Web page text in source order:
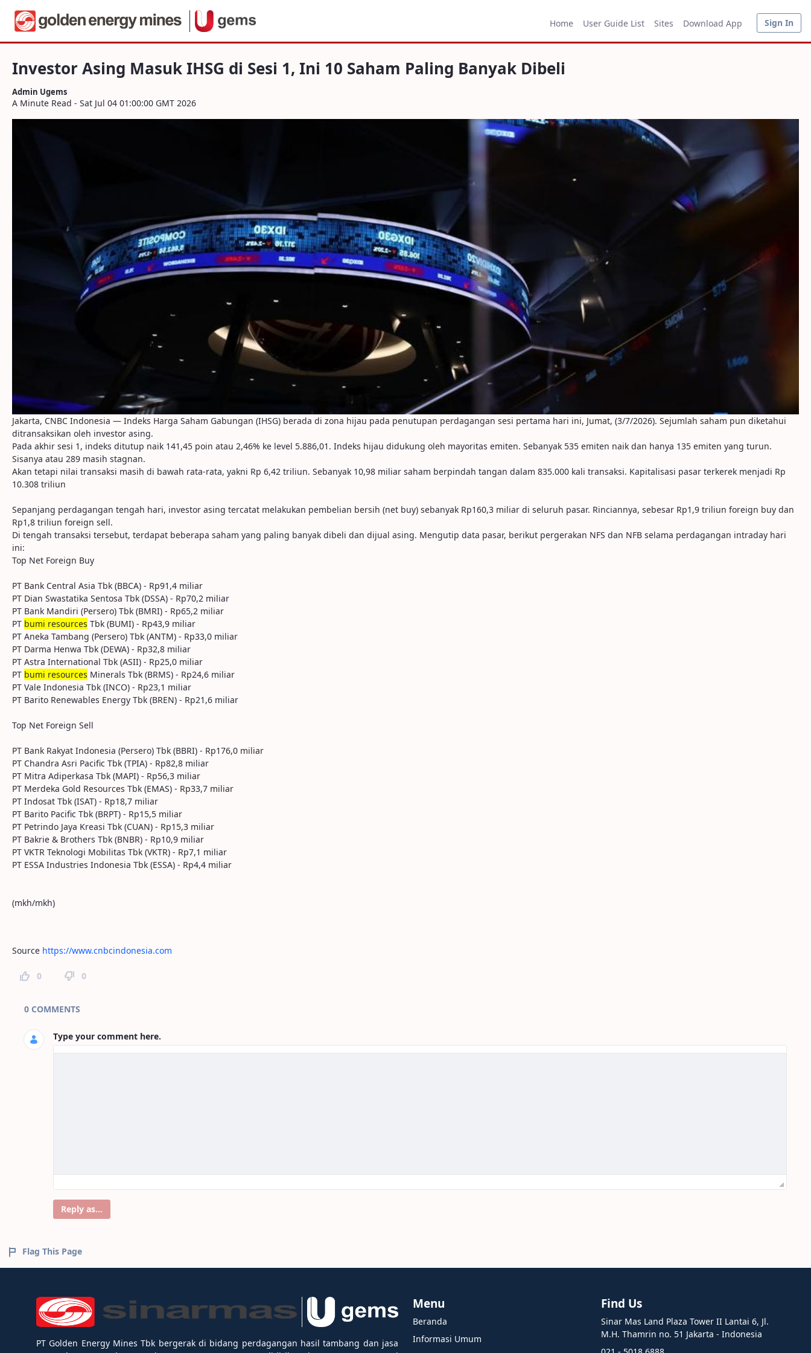
Navigation
Skip to Content
Investor Asing Masuk IHSG di Sesi 1, Ini 10 Saham Paling Banyak Dibeli
Home User Guide List Sites Download App Sign In
Investor Asing Masuk IHSG di Sesi 1, Ini 10 Saham Paling Banyak Dibeli
Admin Ugems
A Minute Read - Sat Jul 04 01:00:00 GMT 2026
Jakarta, CNBC Indonesia — Indeks Harga Saham Gabungan (IHSG) berada di zona hijau pada penutupan perdagangan sesi pertama hari ini, Jumat, (3/7/2026). Sejumlah saham pun diketahui
ditransaksikan oleh investor asing.
Pada akhir sesi 1, indeks ditutup naik 141,45 poin atau 2,46% ke level 5.886,01. Indeks hijau didukung oleh mayoritas emiten. Sebanyak 535 emiten naik dan hanya 135 emiten yang turun.
Sisanya atau 289 masih stagnan.
Akan tetapi nilai transaksi masih di bawah rata-rata, yakni Rp 6,42 triliun. Sebanyak 10,98 miliar saham berpindah tangan dalam 835.000 kali transaksi. Kapitalisasi pasar terkerek menjadi Rp
10.308 triliun
Sepanjang perdagangan tengah hari, investor asing tercatat melakukan pembelian bersih (net buy) sebanyak Rp160,3 miliar di seluruh pasar. Rinciannya, sebesar Rp1,9 triliun foreign buy dan
Rp1,8 triliun foreign sell.
Di tengah transaksi tersebut, terdapat beberapa saham yang paling banyak dibeli dan dijual asing. Mengutip data pasar, berikut pergerakan NFS dan NFB selama perdagangan intraday hari
ini:
Top Net Foreign Buy
PT Bank Central Asia Tbk (BBCA) - Rp91,4 miliar
PT Dian Swastatika Sentosa Tbk (DSSA) - Rp70,2 miliar
PT Bank Mandiri (Persero) Tbk (BMRI) - Rp65,2 miliar
PT bumi resources Tbk (BUMI) - Rp43,9 miliar
PT Aneka Tambang (Persero) Tbk (ANTM) - Rp33,0 miliar
PT Darma Henwa Tbk (DEWA) - Rp32,8 miliar
PT Astra International Tbk (ASII) - Rp25,0 miliar
PT bumi resources Minerals Tbk (BRMS) - Rp24,6 miliar
PT Vale Indonesia Tbk (INCO) - Rp23,1 miliar
PT Barito Renewables Energy Tbk (BREN) - Rp21,6 miliar
Top Net Foreign Sell
PT Bank Rakyat Indonesia (Persero) Tbk (BBRI) - Rp176,0 miliar
PT Chandra Asri Pacific Tbk (TPIA) - Rp82,8 miliar
PT Mitra Adiperkasa Tbk (MAPI) - Rp56,3 miliar
PT Merdeka Gold Resources Tbk (EMAS) - Rp33,7 miliar
PT Indosat Tbk (ISAT) - Rp18,7 miliar
PT Barito Pacific Tbk (BRPT) - Rp15,5 miliar
PT Petrindo Jaya Kreasi Tbk (CUAN) - Rp15,3 miliar
PT Bakrie & Brothers Tbk (BNBR) - Rp10,9 miliar
PT VKTR Teknologi Mobilitas Tbk (VKTR) - Rp7,1 miliar
PT ESSA Industries Indonesia Tbk (ESSA) - Rp4,4 miliar
(mkh/mkh)
Source https://www.cnbcindonesia.com
0 0
Page Comments
0 COMMENTS
Type your comment here.
Reply as...
Flag This Page
PT Golden Energy Mines Tbk bergerak di bidang perdagangan hasil tambang dan jasa
Menu
Beranda
Informasi Umum
Find Us
Sinar Mas Land Plaza Tower II Lantai 6, Jl.
M.H. Thamrin no. 51 Jakarta - Indonesia